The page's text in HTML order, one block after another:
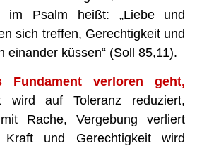
Psalm heißt: „Liebe und
sich treffen, Gerechtigkeit und
einander küssen“ (Soll 85,11).
Fundament verloren geht,
wird auf Toleranz reduziert,
Rache, Vergebung verliert
und Gerechtigkeit wird